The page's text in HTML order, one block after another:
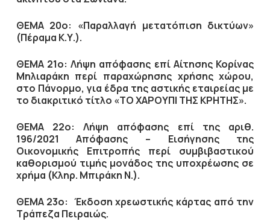
ΘΕΜΑ 20ο: «Παραλλαγή μετατόπιση δικτύων»
(Πέραμα Κ.Υ.).
ΘΕΜΑ 21ο: Λήψη απόφασης επί Αίτησης Κορίνας
Μηλιαράκη περί παραχώρησης χρήσης χώρου,
στο Πάνορμο, για έδρα της αστικής εταιρείας με
το διακριτικό τίτλο «ΤΟ ΧΑΡΟΥΠΙ ΤΗΣ ΚΡΗΤΗΣ».
ΘΕΜΑ 22ο: Λήψη απόφασης επί της αριθ.
196/2021 Απόφασης – Εισήγησης της
Οικονομικής Επιτροπής περί συμβιβαστικού
καθορισμού τιμής μονάδος της υποχρέωσης σε
χρήμα (Κληρ. Μπιράκη Ν.).
ΘΕΜΑ 23ο: Έκδοση χρεωστικής κάρτας από την
Τράπεζα Πειραιώς.